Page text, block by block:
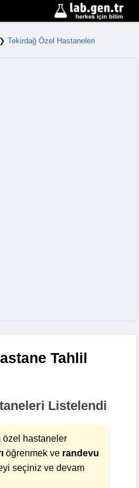
Tekirdağ Özel Hastaneleri
Tahlil
Listelendi
özel hastaneler
öğrenmek ve randevu
seçiniz ve devam